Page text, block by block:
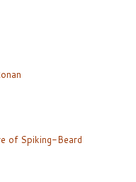
of Spiking-Beard